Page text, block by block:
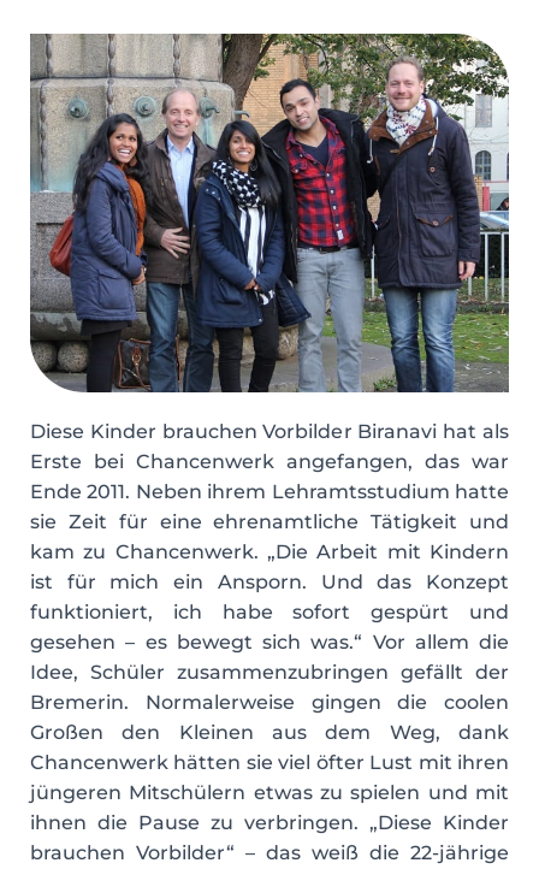
Diese Kinder brauchen Vorbilder Biranavi hat als
Erste bei Chancenwerk angefangen, das war
Ende 2011. Neben ihrem Lehramtsstudium hatte
sie Zeit für eine ehrenamtliche Tätigkeit und
kam zu Chancenwerk. „Die Arbeit mit Kindern
ist für mich ein Ansporn. Und das Konzept
funktioniert, ich habe sofort gespürt und
gesehen – es bewegt sich was.“ Vor allem die
Idee, Schüler zusammenzubringen gefällt der
Bremerin. Normalerweise gingen die coolen
Großen den Kleinen aus dem Weg, dank
Chancenwerk hätten sie viel öfter Lust mit ihren
jüngeren Mitschülern etwas zu spielen und mit
ihnen die Pause zu verbringen. „Diese Kinder
brauchen Vorbilder“ – das weiß die 22-jährige